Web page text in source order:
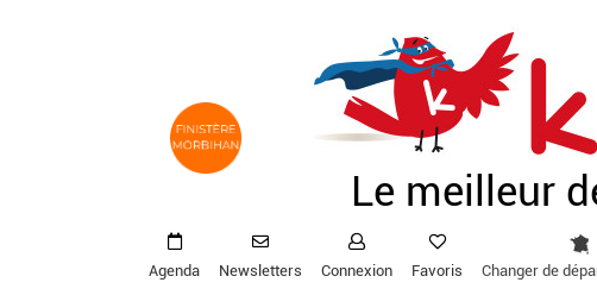
Le meilleur
Agenda Newsletters Connexion Favoris Changer de